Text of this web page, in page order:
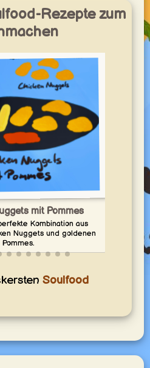
Rezepte zum
mit Pommes
Kombination aus
Nuggets und goldenen
Pommes.
Soulfood